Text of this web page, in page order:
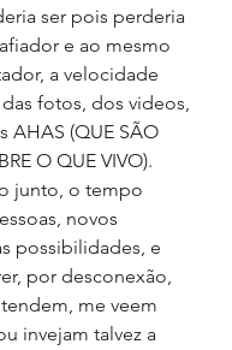
ser pois perderia
e ao mesmo
a velocidade
fotos, dos videos,
AHAS (QUE SÃO
O QUE VIVO).
junto, o tempo
novos
possibilidades, e
por desconexão,
me veem
invejam talvez a